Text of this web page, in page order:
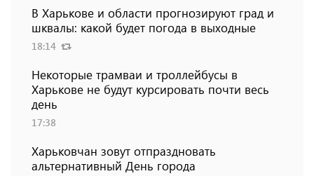
В Харькове и области прогнозируют град и
шквалы: какой будет погода в выходные
18:14
Некоторые трамваи и троллейбусы в
Харькове не будут курсировать почти весь
день
17:38
Харьковчан зовут отпраздновать
альтернативный День города